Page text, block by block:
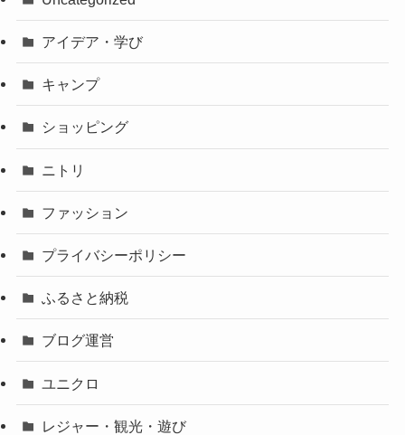
アイデア・学び
キャンプ
ショッピング
ニトリ
ファッション
プライバシーポリシー
ふるさと納税
ブログ運営
ユニクロ
レジャー・観光・遊び